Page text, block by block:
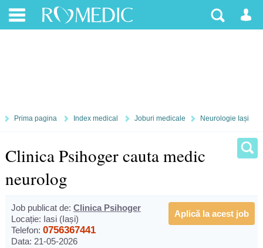
Prima pagina Index medical Joburi medicale Neurologie Iași
Clinica Psihoger cauta medic
neurolog
Aplică la acest job
Job publicat de: Clinica Psihoger
Locație: Iasi (Iași)
Telefon: 0756367441
Data: 21-05-2026